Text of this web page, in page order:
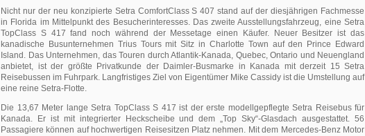
Nicht nur der neu konzipierte Setra ComfortClass S 407 stand auf der diesjährigen Fachmesse
in Florida im Mittelpunkt des Besucherinteresses. Das zweite Ausstellungsfahrzeug, eine Setra
TopClass S 417 fand noch während der Messetage einen Käufer. Neuer Besitzer ist das
kanadische Busunternehmen Trius Tours mit Sitz in Charlotte Town auf den Prince Edward
Island. Das Unternehmen, das Touren durch Atlantik-Kanada, Quebec, Ontario und Neuengland
anbietet, ist der größte Privatkunde der Daimler-Busmarke in Kanada mit derzeit 15 Setra
Reisebussen im Fuhrpark. Langfristiges Ziel von Eigentümer Mike Cassidy ist die Umstellung auf
eine reine Setra-Flotte.
Die 13,67 Meter lange Setra TopClass S 417 ist der erste modellgepflegte Setra Reisebus für
Kanada. Er ist mit integrierter Heckscheibe und dem „Top Sky“-Glasdach ausgestattet. 56
Passagiere können auf hochwertigen Reisesitzen Platz nehmen. Mit dem Mercedes-Benz Motor